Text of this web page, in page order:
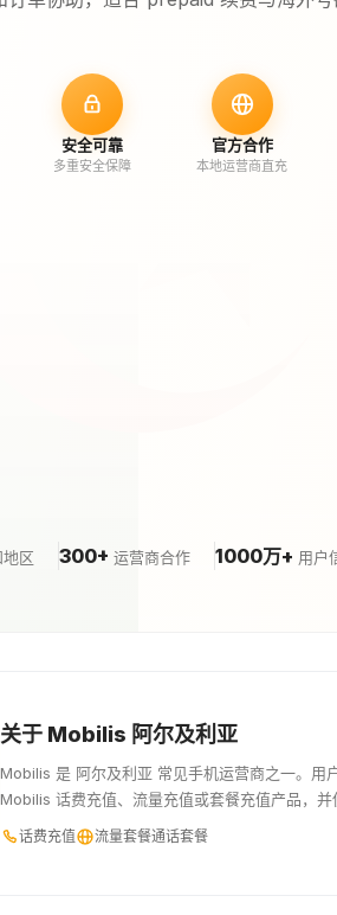
安全可靠
多重安全保障
官方合作
本地运营商直充
区 300+ 运营商合作 1000万+ 用户
关于 Mobilis 阿尔及利亚
Mobilis 是 阿尔及利亚 常见手机运营商之一。用
Mobilis 话费充值、流量充值或套餐充值产品，并
话费充值 流量套餐通话套餐